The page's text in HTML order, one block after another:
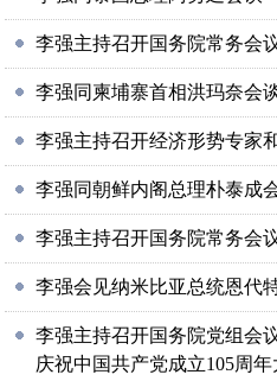
李强主持召开国务院常务会
李强同柬埔寨首相洪玛奈会
李强主持召开经济形势专家
李强同朝鲜内阁总理朴泰成
李强主持召开国务院常务会
李强会见纳米比亚总统恩代
李强主持召开国务院党组会
庆祝中国共产党成立105周